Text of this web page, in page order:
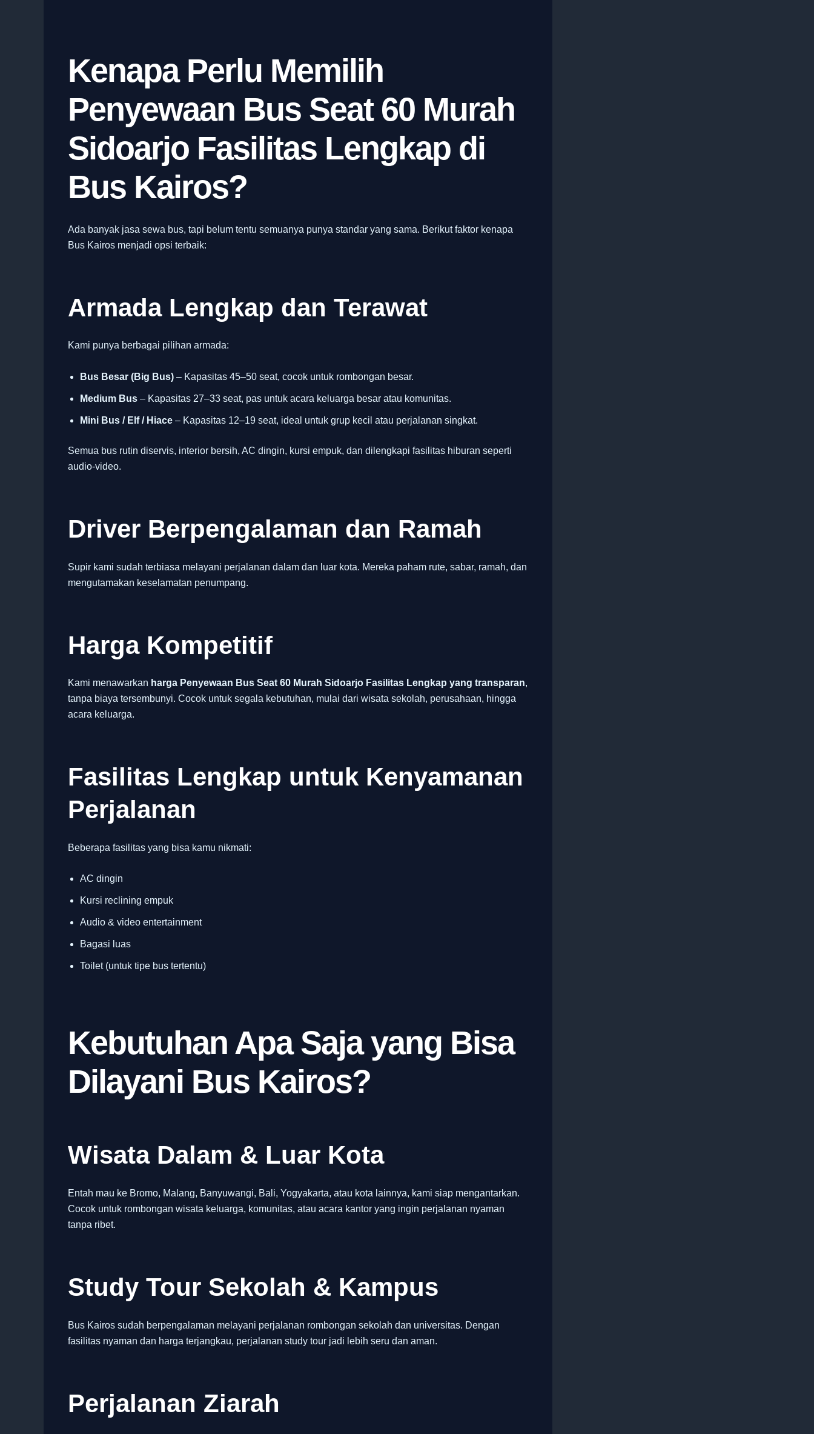
Kenapa Perlu Memilih
Penyewaan Bus Seat 60 Murah
Sidoarjo Fasilitas Lengkap di
Bus Kairos?
Ada banyak jasa sewa bus, tapi belum tentu semuanya punya standar yang sama. Berikut faktor kenapa
Bus Kairos menjadi opsi terbaik:
Armada Lengkap dan Terawat
Kami punya berbagai pilihan armada:
Bus Besar (Big Bus) – Kapasitas 45–50 seat, cocok untuk rombongan besar.
Medium Bus – Kapasitas 27–33 seat, pas untuk acara keluarga besar atau komunitas.
Mini Bus / Elf / Hiace – Kapasitas 12–19 seat, ideal untuk grup kecil atau perjalanan singkat.
Semua bus rutin diservis, interior bersih, AC dingin, kursi empuk, dan dilengkapi fasilitas hiburan seperti
audio-video.
Driver Berpengalaman dan Ramah
Supir kami sudah terbiasa melayani perjalanan dalam dan luar kota. Mereka paham rute, sabar, ramah, dan
mengutamakan keselamatan penumpang.
Harga Kompetitif
Kami menawarkan harga Penyewaan Bus Seat 60 Murah Sidoarjo Fasilitas Lengkap yang transparan,
tanpa biaya tersembunyi. Cocok untuk segala kebutuhan, mulai dari wisata sekolah, perusahaan, hingga
acara keluarga.
Fasilitas Lengkap untuk Kenyamanan
Perjalanan
Beberapa fasilitas yang bisa kamu nikmati:
AC dingin
Kursi reclining empuk
Audio & video entertainment
Bagasi luas
Toilet (untuk tipe bus tertentu)
Kebutuhan Apa Saja yang Bisa
Dilayani Bus Kairos?
Wisata Dalam & Luar Kota
Entah mau ke Bromo, Malang, Banyuwangi, Bali, Yogyakarta, atau kota lainnya, kami siap mengantarkan.
Cocok untuk rombongan wisata keluarga, komunitas, atau acara kantor yang ingin perjalanan nyaman
tanpa ribet.
Study Tour Sekolah & Kampus
Bus Kairos sudah berpengalaman melayani perjalanan rombongan sekolah dan universitas. Dengan
fasilitas nyaman dan harga terjangkau, perjalanan study tour jadi lebih seru dan aman.
Perjalanan Ziarah